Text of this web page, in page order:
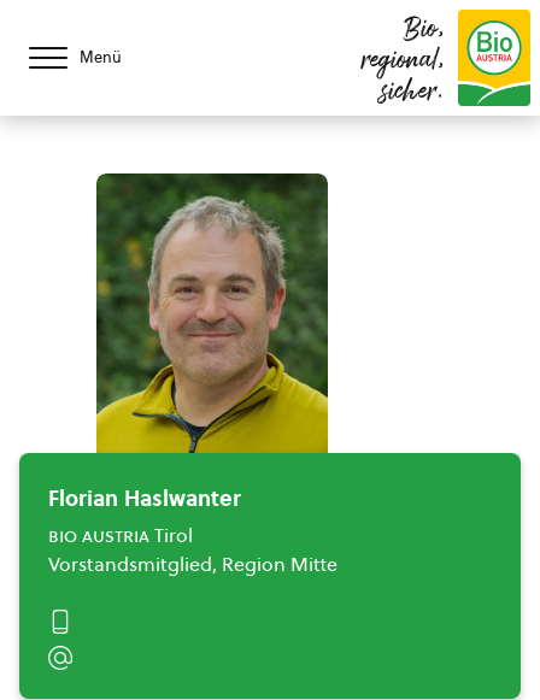
Menü
Bio,
regional,
sicher.
Florian Haslwanter
bio austriaTirol
Vorstandsmitglied, Region Mitte